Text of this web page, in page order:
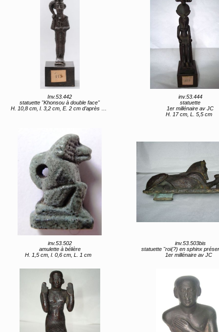
Inv.53.442
statuette "Khonsou à double face"
H. 10,8 cm, l. 3,2 cm, E. 2 cm d’après Caylus : hauteur : quatre pouces
inv.53.444
statuette
1er millénaire av JC
H. 17 cm, L. 5,5 cm
inv.53.502
amulette à bélière
H. 1,5 cm, l. 0,6 cm, L. 1 cm
inv.53.503bis
statuette "roi(?) en sphinx présentant
1er millénaire av JC